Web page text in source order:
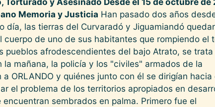
Memoria y Justicia Han pasado dos años
las tierras del Curvaradó y Jiguamiandó
de uno de sus habitantes que rompiendo el
pueblos afrodescendientes del bajo Atrato, se trata
la mañana, la policía y los "civiles" armados de la
ORLANDO y quiénes junto con él se dirigían hacia
el problema de los territorios apropiados en
sembrados en palma. Primero fue el